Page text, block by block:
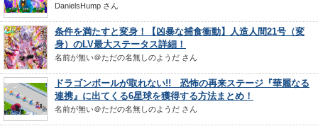
DanielsHump さん
条件を満たすと変身！【凶暴な捕食衝動】人造人間21号（変
身）のLV最大ステータス詳細！
名前が無い＠ただの名無しのようだ さん
ドラゴンボールが取れない!! 恐怖の再来ステージ『華麗なる
連携』に出てくる6星球を獲得する方法まとめ！
名前が無い＠ただの名無しのようだ さん